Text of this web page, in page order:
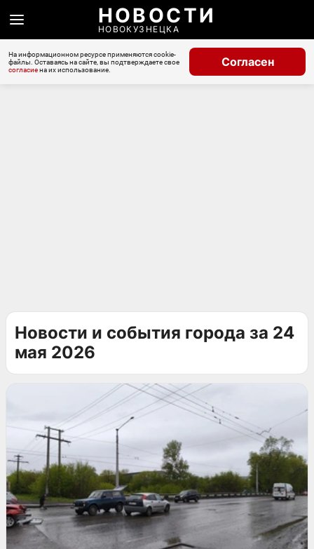
НОВОСТИ
НОВОКУЗНЕЦКА
На информационном ресурсе применяются cookie-
файлы. Оставаясь на сайте, вы подтверждаете свое
согласиена их использование.
Согласен
Новости и события города за 24
мая 2026